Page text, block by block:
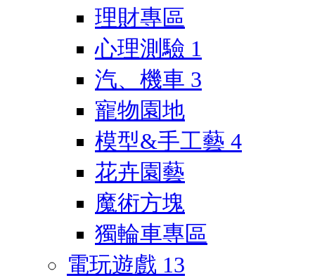
理財專區
心理測驗 1
汽、機車 3
寵物園地
模型&手工藝 4
花卉園藝
魔術方塊
獨輪車專區
電玩遊戲 13